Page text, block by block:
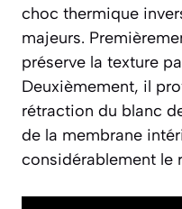
choc thermique
majeurs.
préserve la texture
Deuxièmement, il
rétraction du blanc
de la membrane
considérablement le